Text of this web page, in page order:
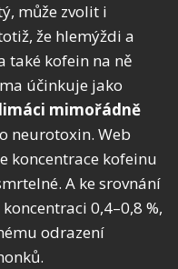
může zvolit i
že hlemýždi a
také kofein na ně
účinkuje jako
mimořádně
neurotoxin. Web
koncentrace kofeinu
A ke srovnání
0,4–0,8 %,
odrazení